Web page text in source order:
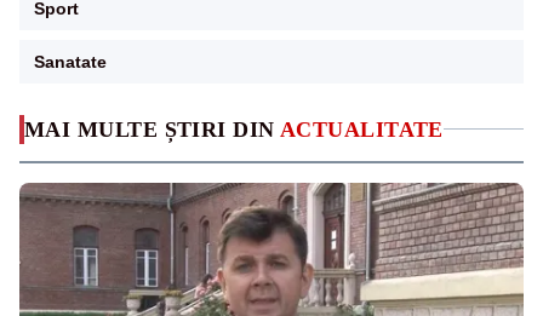
MAI MULTE ȘTIRI DIN ACTUALITATE
Sport
Sanatate